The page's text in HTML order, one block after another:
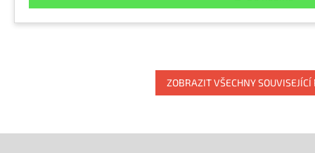
ZOBRAZIT VŠECHNY SOUVISEJÍCÍ